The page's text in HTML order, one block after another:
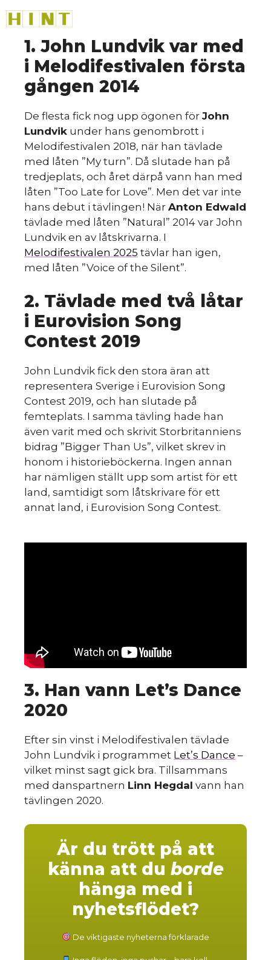
till
innehåll1. John Lundvik var med
i Melodifestivalen första
gången 2014
De flesta fick nog upp ögonen för John
Lundvik under hans genombrott i
Melodifestivalen 2018, när han tävlade
med låten ”My turn”. Då slutade han på
tredjeplats, och året därpå vann han med
låten ”Too Late for Love”. Men det var inte
hans debut i tävlingen! När Anton Edwald
tävlade med låten ”Natural” 2014 var John
Lundvik en av låtskrivarna. I
Melodifestivalen 2025 tävlar han igen,
med låten ”Voice of the Silent”.
2. Tävlade med två låtar
i Eurovision Song
Contest 2019
John Lundvik fick den stora äran att
representera Sverige i Eurovision Song
Contest 2019, och han slutade på
femteplats. I samma tävling hade han
även varit med och skrivit Storbritanniens
bidrag ”Bigger Than Us”, vilket skrev in
honom i historieböckerna. Ingen annan
har nämligen ställt upp som artist för ett
land, samtidigt som låtskrivare för ett
annat land, i Eurovision Song Contest.
3. Han vann Let’s Dance
2020
Efter sin vinst i Melodifestivalen tävlade
John Lundvik i programmet Let’s Dance –
vilket minst sagt gick bra. Tillsammans
med danspartnern Linn Hegdal vann han
tävlingen 2020.
Är du trött på att
känna att du borde
hänga med i
nyhetsflödet?
De viktigaste nyheterna förklarade